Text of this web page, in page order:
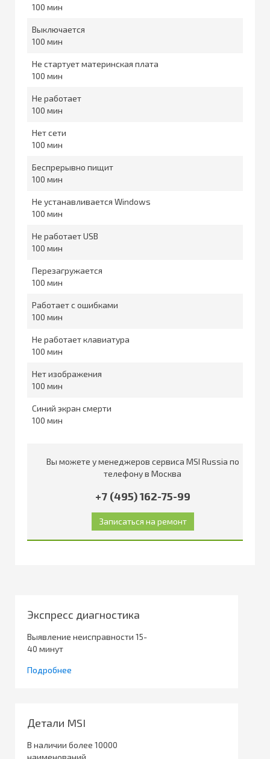
100
Выключается
100
Не стартует материнская плата
100
Не работает
100
Нет сети
100
Беспрерывно пищит
100
Не устанавливается Windows
100
Не работает USB
100
Перезагружается
100
Работает с ошибками
100
Не работает клавиатура
100
Нет изображения
100
Синий экран смерти
100
Вы можете у менеджеров сервиса MSI Russia по
телефону в Москва
+7 (495) 162-75-99
Экспресс диагностика
Выявление неисправности 15-
40 минут
Подробнее
Детали MSI
В наличии более 10000
наименований